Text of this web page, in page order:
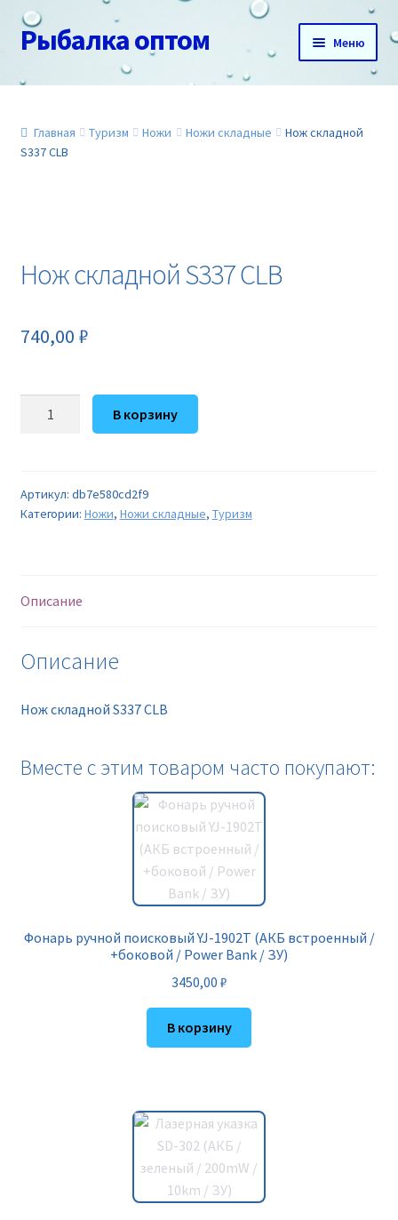
Перейти
к
навигации
Перейти
к
содержимому
Рыбалка оптом Меню
Главная
О нас
Новинки
Главная Туризм Ножи Ножи складные
Нож складной
S337 CLB
Нож складной S337 CLB
740,00 ₽
Количество
S337
CLB
В корзину
Артикул: db7e580cd2f9
Категории: Ножи, Ножи складные, Туризм
Описание
Описание
Нож складной S337 CLB
Вместе с этим товаром часто покупают:
Фонарь ручной поисковый YJ-1902T (АКБ встроенный /
+боковой / Power Bank / ЗУ)
3450,00 ₽
В корзину